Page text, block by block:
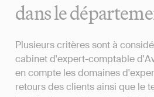
dans le
Plusieurs critères sont à
cabinet d'expert-comptable
en compte les domaines
retours des clients ainsi que le